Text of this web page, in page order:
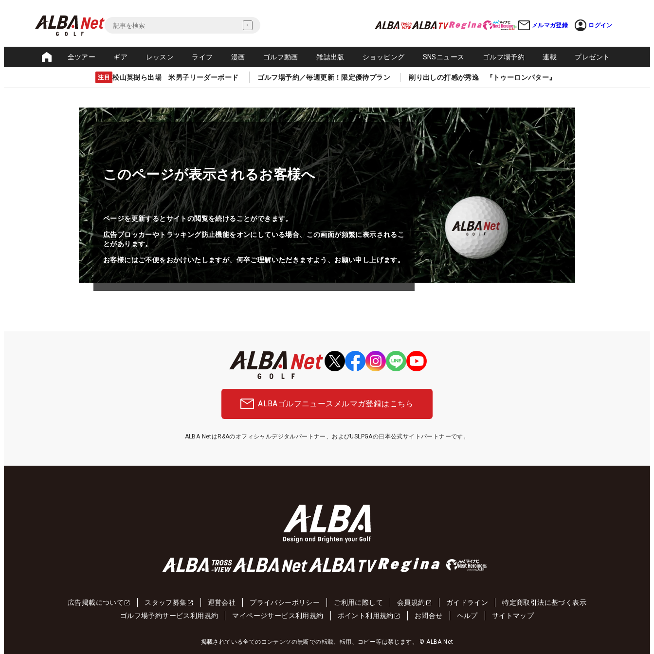
メルマガ登録 ログイン
全ツアー ギア レッスン ライフ 漫画 ゴルフ動画 雑誌出版 ショッピング SNSニュース ゴルフ場予約 連載 プレゼント
注目 松山英樹ら出場 米男子リーダーボード ゴルフ場予約／毎週更新！限定優待プラン 削り出しの打感が秀逸 『トゥーロンパター』
このページが表示されるお客様へ
ページを更新するとサイトの閲覧を続けることができます。
広告ブロッカーやトラッキング防止機能をオンにしている場合、この画面が頻繁に表示されるこ
とがあります。
お客様にはご不便をおかけいたしますが、何卒ご理解いただきますよう、お願い申し上げます。
ALBAゴルフニュース メルマガ登録はこちら
ALBA NetはR&Aのオフィシャルデジタルパートナー、およびUSLPGAの日本公式サイトパートナーです。
広告掲載について スタッフ募集 運営会社 プライバシーポリシー ご利用に際して 会員規約 ガイドライン
特定商取引法に基づく表示
ゴルフ場予約サービス利用規約
マイページサービス利用規約 ポイント利用規約 お問合せ ヘルプ サイトマップ
掲載されている全てのコンテンツの無断での転載、転用、コピー等は禁じます。 © ALBA Net